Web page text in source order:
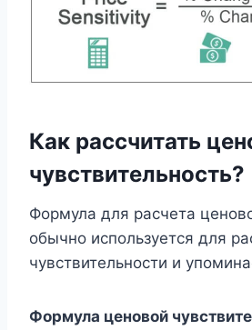
Как рассчитать
чувствительность?
Формула для расчета
обычно используется для
чувствительности и
Формула ценовой